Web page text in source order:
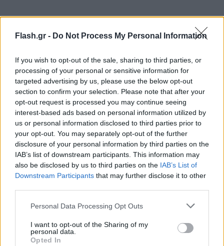
Flash.gr - Do Not Process My Personal Information
If you wish to opt-out of the sale, sharing to third parties, or
processing of your personal or sensitive information for
targeted advertising by us, please use the below opt-out
section to confirm your selection. Please note that after your
opt-out request is processed you may continue seeing
interest-based ads based on personal information utilized by
us or personal information disclosed to third parties prior to
your opt-out. You may separately opt-out of the further
disclosure of your personal information by third parties on the
IAB’s list of downstream participants. This information may
also be disclosed by us to third parties on the IAB’s List of
Downstream Participants that may further disclose it to other
Please note that this website/app uses one or more Google
not limited to your visit or usage behaviour. You may click to
grant or deny consent to Google and its third-party tags to
Personal Data Processing Opt Outs
I want to opt-out of the Sharing of my
personal data.
Opted In
τελικό
14.11.2022 13:30
LIVE Streaming: Η κλήρωση για το μονοπάτι του
Κυπέλλου Ελλάδας έως τον τελικό